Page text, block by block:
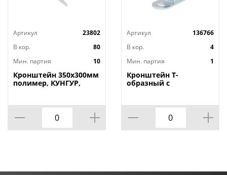
Артикул
23802
В кор.
80
Мин. партия
10
Кронштейн 350х300мм
полимер, КУНГУР,
Артикул
136766
В кор.
4
Мин. партия
1
Кронштейн Т-
образный с